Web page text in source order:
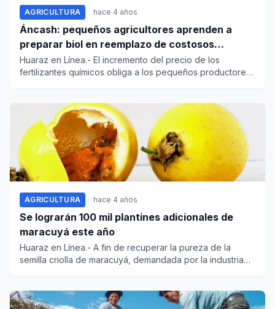
AGRICULTURA hace 4 años
Áncash: pequeños agricultores aprenden a
preparar biol en reemplazo de costosos
fertilizantes
Huaraz en Línea.- El incremento del precio de los
fertilizantes químicos obliga a los pequeños productores
AGRICULTURA hace 4 años
Se lograrán 100 mil plantines adicionales de
maracuyá este año
Huaraz en Línea.- A fin de recuperar la pureza de la
semilla criolla de maracuyá, demandada por la industria